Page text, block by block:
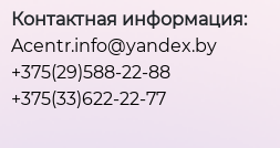
Контактная информация:
Acentr.info@yandex.by
+375(29)588-22-88
+375(33)622-22-77